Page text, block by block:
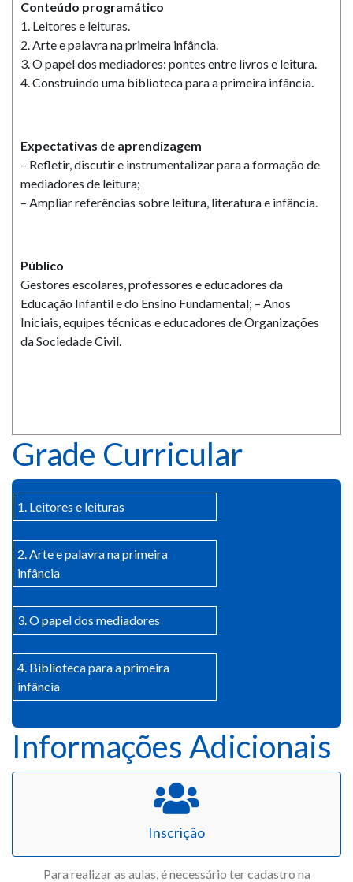
Conteúdo programático
1. Leitores e leituras.
2. Arte e palavra na primeira infância.
3. O papel dos mediadores: pontes entre livros e leitura.
4. Construindo uma biblioteca para a primeira infância.
Expectativas de aprendizagem
– Refletir, discutir e instrumentalizar para a formação de
mediadores de leitura;
– Ampliar referências sobre leitura, literatura e infância.
Público
Gestores escolares, professores e educadores da
Educação Infantil e do Ensino Fundamental; – Anos
Iniciais, equipes técnicas e educadores de Organizações
da Sociedade Civil.
Grade Curricular
1. Leitores e leituras
2. Arte e palavra na primeira
infância
3. O papel dos mediadores
4. Biblioteca para a primeira
infância
Informações Adicionais
Inscrição
Para realizar as aulas, é necessário ter cadastro na